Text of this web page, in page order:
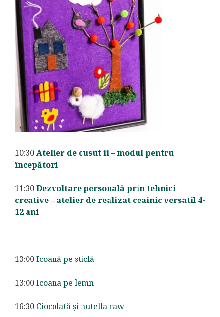
10:30Atelier de cusut ii – modul pentru
începători
11:30Dezvoltare personală prin tehnici
creative – atelier de realizat ceainic versatil 4-
12 ani
13:00Icoană pe sticlă
13:00Icoana pe lemn
16:30 Ciocolată și nutella raw